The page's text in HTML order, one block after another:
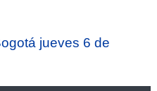
jueves 6 de